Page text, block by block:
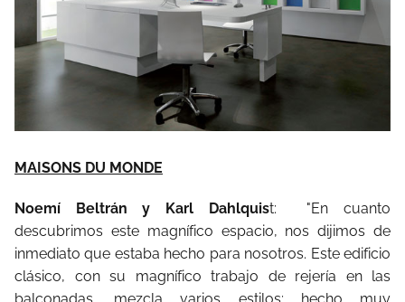
MAISONS DU MONDE
Noemí Beltrán y Karl Dahlquist: "En cuanto
descubrimos este magnífico espacio, nos dijimos de
inmediato que estaba hecho para nosotros. Este edificio
clásico, con su magnífico trabajo de rejería en las